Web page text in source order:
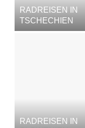
RADREISEN IN
TSCHECHIEN
RADREISEN IN